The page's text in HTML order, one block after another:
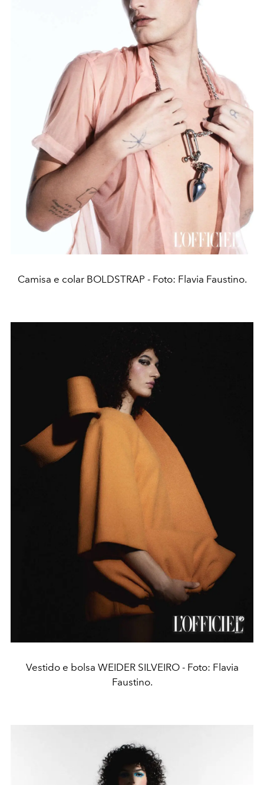
Camisa e colar BOLDSTRAP - Foto: Flavia Faustino.
Vestido e bolsa WEIDER SILVEIRO - Foto: Flavia
Faustino.